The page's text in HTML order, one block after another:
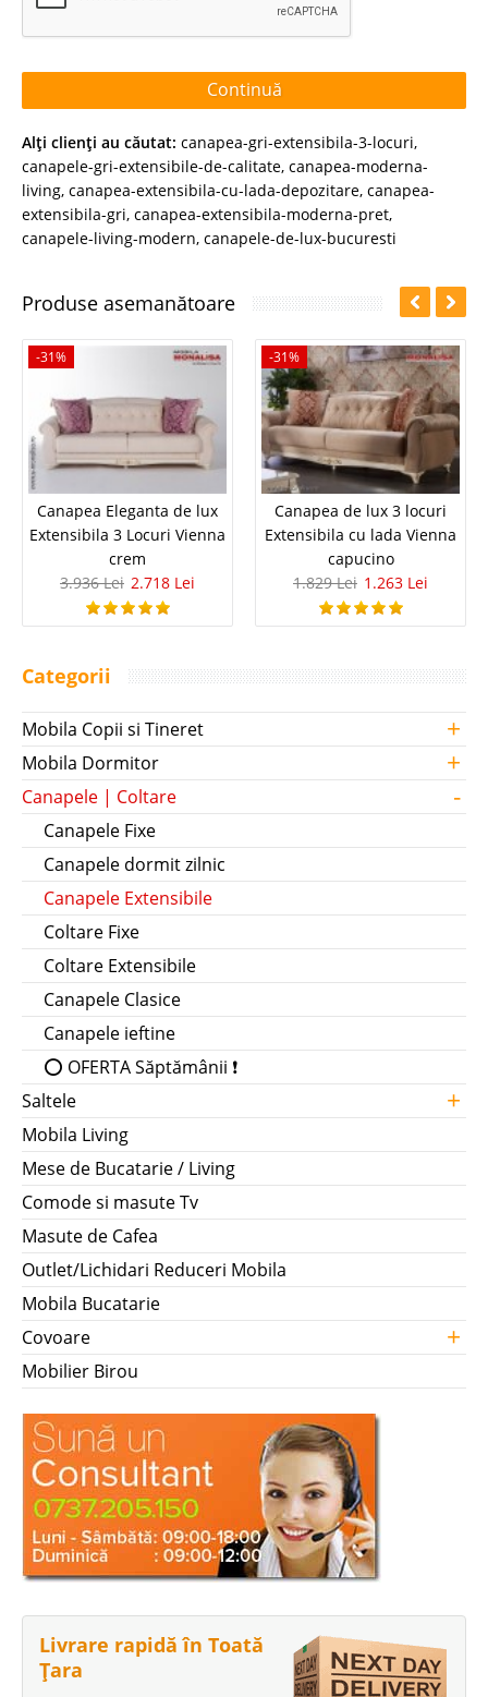
Continuă
Alţi clienţi au căutat: canapea-gri-extensibila-3-locuri,
canapele-gri-extensibile-de-calitate, canapea-moderna-
living, canapea-extensibila-cu-lada-depozitare, canapea-
extensibila-gri, canapea-extensibila-moderna-pret,
canapele-living-modern, canapele-de-lux-bucuresti
Produse asemanătoare
-31%
Canapea Eleganta de lux
Extensibila 3 Locuri Vienna
crem
3.936 Lei 2.718 Lei
-31%
Canapea de lux 3 locuri
Extensibila cu lada Vienna
capucino
1.829 Lei 1.263 Lei
Categorii
Mobila Copii si Tineret +
Mobila Dormitor +
Canapele | Coltare -
Canapele Fixe
Canapele dormit zilnic
Canapele Extensibile
Coltare Fixe
Coltare Extensibile
Canapele Clasice
Canapele ieftine
⭕ OFERTA Săptămânii ❗
Saltele
+
Mobila Living
Mese de Bucatarie / Living
Comode si masute Tv
Masute de Cafea
Outlet/Lichidari Reduceri Mobila
Mobila Bucatarie
Covoare
+
Mobilier Birou
Livrare rapidă în Toată
Țara